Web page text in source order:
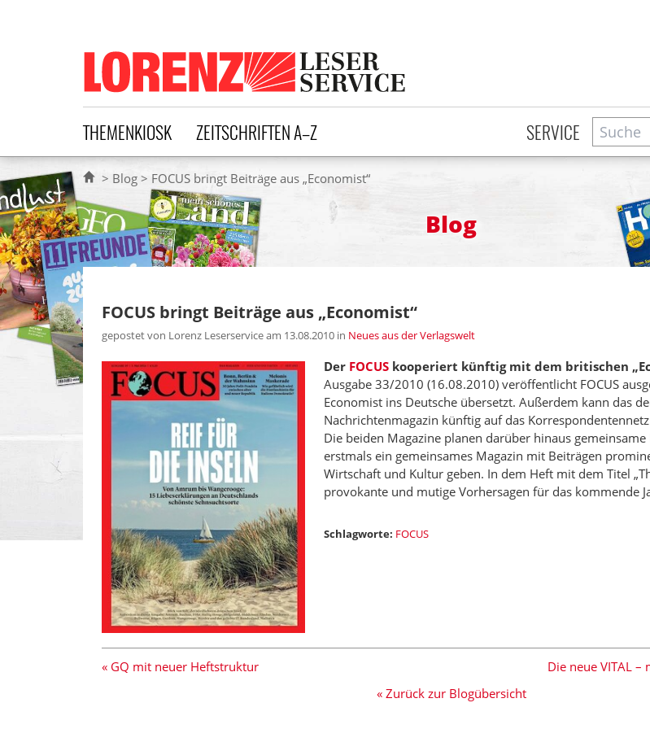
Lorenz Leserservice
THEMENKIOSK ZEITSCHRIFTEN A–Z SERVICE Suche
Blog FOCUS bringt Beiträge aus „Economist“
Blog
FOCUS bringt Beiträge aus „Economist“
gepostet von Lorenz Leserservice am 13.08.2010 in Neues aus der Verlagswelt
Der FOCUSkooperiert künftig mit dem britischen
Ausgabe 33/2010 (16.08.2010) veröffentlicht FOCUS
Economist ins Deutsche übersetzt. Außerdem kann das
Nachrichtenmagazin künftig auf das
Die beiden Magazine planen darüber hinaus
erstmals ein gemeinsames Magazin mit Beiträgen
Wirtschaft und Kultur geben. In dem Heft mit dem Titel
provokante und mutige Vorhersagen für das kommende
Schlagworte: FOCUS
« GQ mit neuer Heftstruktur
Die neue VITAL
« Zurück zur Blogübersicht